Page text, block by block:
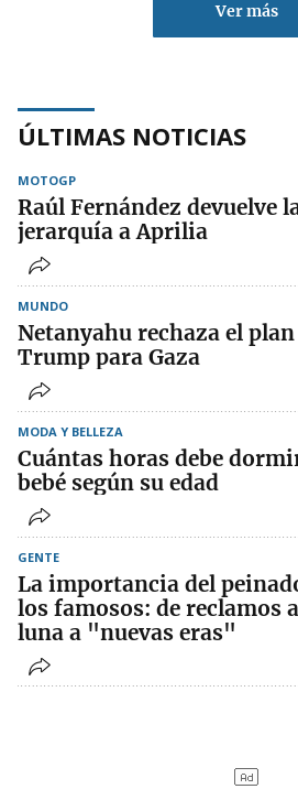
Ver más
ÚLTIMAS NOTICIAS
MOTOGP
Raúl Fernández devuelve
jerarquía a Aprilia
MUNDO
Netanyahu rechaza el plan
Trump para Gaza
MODA Y BELLEZA
Cuántas horas debe
bebé según su edad
GENTE
La importancia del
los famosos: de reclamos
luna a "nuevas eras"